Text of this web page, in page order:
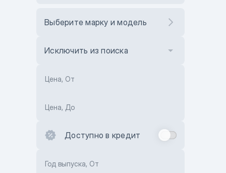
Выберите марку и модель
Исключить из поиска
Цена, От
Цена, До
Доступно в кредит
Год выпуска, От